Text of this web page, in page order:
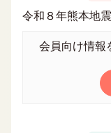
令和８年熊本地
会員向け情報